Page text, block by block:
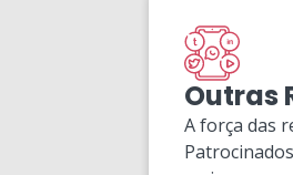
Outras
A força das